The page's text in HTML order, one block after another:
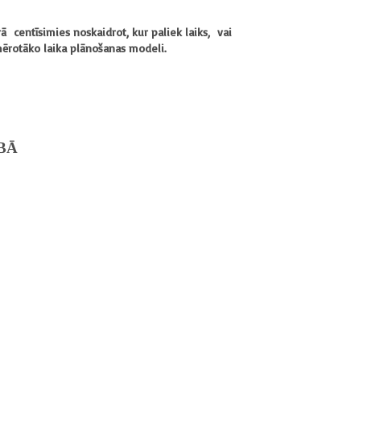
centīsimies noskaidrot, kur paliek laiks, vai
laika plānošanas modeli.